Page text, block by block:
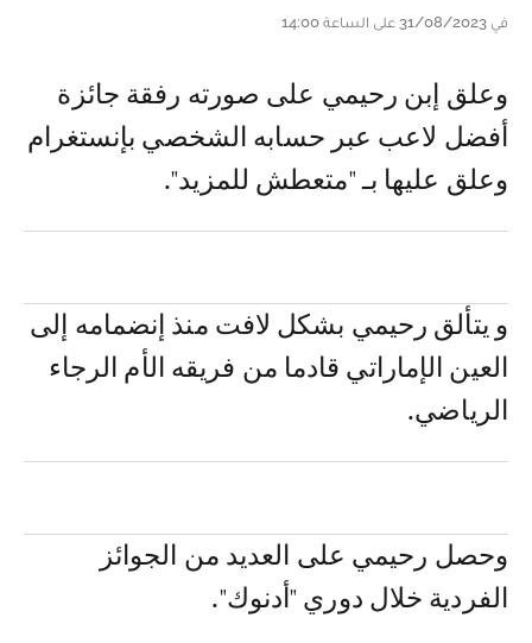
في 31/08/2023 على الساعة 14:00
و علق إبن رحيمي على صورته رفقة جائزة
أفضل لاعب عبر حسابه الشخصي بإنستغرام
وعلق عليها بـ "متعطش للمزيد".
و يتألق رحيمي بشكل لافت منذ إنضمامه إلى
العين الإماراتي قادما من فريقه الأم الرجاء
الرياضي.
وحصل رحيمي على العديد من الجوائز
الفردية خلال دوري "أدنوك".